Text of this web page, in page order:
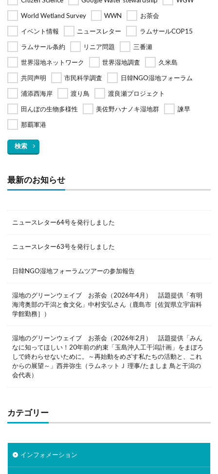
World Wetland Survey
WWN
お茶会
イベント情報
ニュースレター
ラムサールCOP15
ラムサール条約
リニア問題
三番瀬
世界湿地ネットワーク
世界湿地調査
久米島
共同声明
市民科学調査
日韓NGO湿地フォーラム
浦添西海岸
渡り鳥
渡良瀬プロジェクト
田んぼの生物多様性
美佐野ハナノキ湿地群
諫早
那覇軍港
検索
最新のお知らせ
ニュースレター64号を発行しました
ニュースレター63号を発行しました
日韓NGO湿地フォーラムツアーの参加報告
湿地のグリーンウェイブ お茶会（2026年4月） 話題提供「有明
海湾奥部の干潟と食文化」中村安弘さん（鹿島市［佐賀県立宇宙科
学館勤務］）
湿地のグリーンウェイブ お茶会（2026年2月） 話題提供「みん
なに知ってほしい！20年前の約束「玉島沖人工干潟計画」をまぼろ
しで終わらせないために。～再始動をめざす私たちの活動と、これ
からの展望～」西井弥生（ラムネットＪ 理事/たましま 鳥と干潟の
会代表）
カテゴリー
インフォメーション